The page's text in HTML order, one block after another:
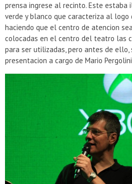
prensa ingrese al recinto. Este estaba
verde y blanco que caracteriza al logo
haciendo que el centro de atencion
colocadas en el centro del teatro las
para ser utilizadas, pero antes de ello,
presentacion a cargo de Mario